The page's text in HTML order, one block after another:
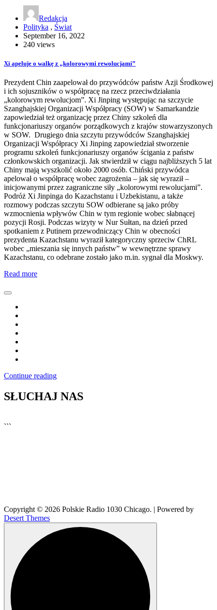
Redakcja
Polityka , Świat
September 16, 2022
240 views
Xi apeluje o walkę z „kolorowymi rewolucjami”
Prezydent Chin zaapelował do przywódców państw Azji Środkowej
i ich sojuszników o współpracę na rzecz przeciwdziałania
„kolorowym rewolucjom”. Xi Jinping występując na szczycie
Szanghajskiej Organizacji Współpracy (SOW) w Samarkandzie
zapowiedział też organizację przez Chiny szkoleń dla
funkcjonariuszy organów porządkowych z krajów stowarzyszonych
w SOW. Drugiego dnia szczytu przywódców Szanghajskiej
Organizacji Współpracy Xi Jinping zapowiedział stworzenie
programu szkoleń funkcjonariuszy organów ścigania z państw
członkowskich organizacji. Jak stwierdził w ciągu najbliższych 5 lat
Chiny mają wyszkolić około 2000 osób. Chiński przywódca
apelował o współpracę wobec zagrożenia – jak się wyraził –
inicjowanymi przez zagraniczne siły „kolorowymi rewolucjami”.
Podróż Xi Jinpinga do Kazachstanu i Uzbekistanu, a także
rozmowy podczas szczytu SOW odbierane są jako próby
wzmocnienia wpływów Chin w tym regionie wobec słabnącej
pozycji Rosji. Podczas wizyty w Nur Sułtan, na dzień przed
spotkaniem z Putinem przewodniczący Chin w obecności
prezydenta Kazachstanu wyraził kategoryczny sprzeciw ChRL
wobec „mieszania się innych państw” w wewnętrzne sprawy
Kazachstanu, co odebrane zostało jako m.in. sygnał dla Moskwy.
Read more
Continue reading
SŁUCHAJ NAS
```
Copyright © 2026 Polskie Radio 1030 Chicago. | Powered by
Desert Themes